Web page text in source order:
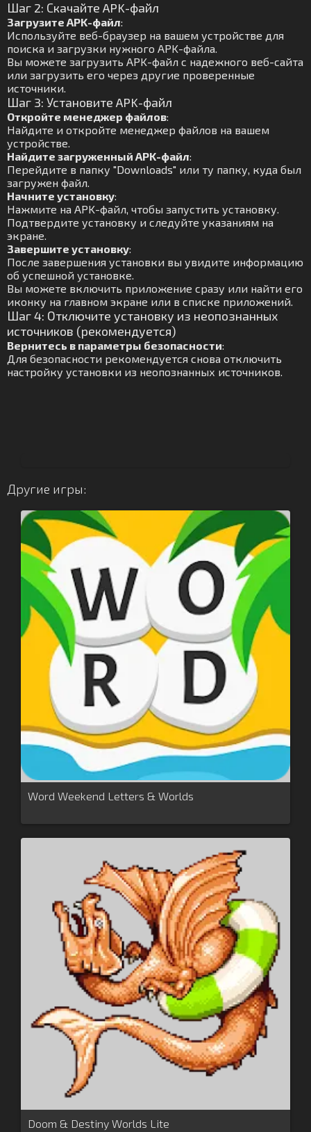
Шаг 2: Скачайте APK-файл
Загрузите APK-файл:
Используйте веб-браузер на вашем устройстве для
поиска и загрузки нужного APK-файла.
Вы можете загрузить APK-файл с надежного веб-сайта
или загрузить его через другие проверенные
источники.
Шаг 3: Установите APK-файл
Откройте менеджер файлов:
Найдите и откройте менеджер файлов на вашем
устройстве.
Найдите загруженный APK-файл:
Перейдите в папку "Downloads" или ту папку, куда был
загружен файл.
Начните установку:
Нажмите на APK-файл, чтобы запустить установку.
Подтвердите установку и следуйте указаниям на
экране.
Завершите установку:
После завершения установки вы увидите информацию
об успешной установке.
Вы можете включить приложение сразу или найти его
иконку на главном экране или в списке приложений.
Шаг 4: Отключите установку из неопознанных
источников (рекомендуется)
Вернитесь в параметры безопасности:
Для безопасности рекомендуется снова отключить
настройку установки из неопознанных источников.
Другие игры:
Word Weekend Letters & Worlds
Doom & Destiny Worlds Lite